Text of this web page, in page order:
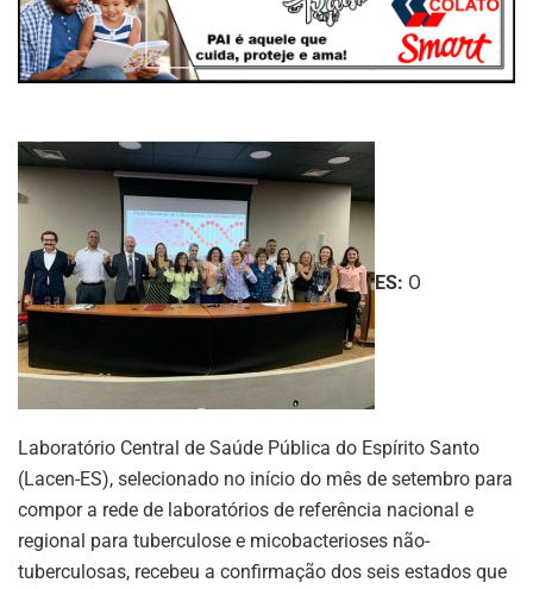
ES: O
Laboratório Central de Saúde Pública do Espírito Santo
(Lacen-ES), selecionado no início do mês de setembro para
compor a rede de laboratórios de referência nacional e
regional para tuberculose e micobacterioses não-
tuberculosas, recebeu a confirmação dos seis estados que